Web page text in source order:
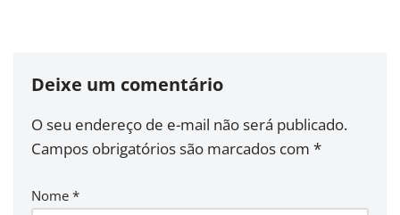
Deixe um comentário
O seu endereço de e-mail não será publicado.
Campos obrigatórios são marcados com *
Nome *